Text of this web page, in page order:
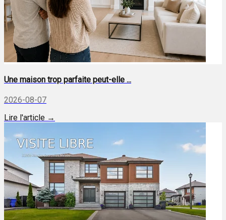
Une maison trop parfaite peut-elle ...
2026-08-07
Lire l'article →